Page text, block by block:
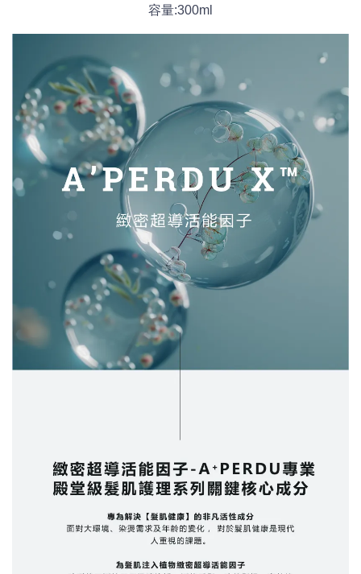
容量:300ml